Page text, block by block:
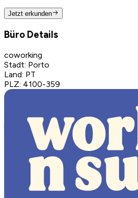
Jetzt erkunden
Büro Details
coworking
Stadt: Porto
Land: PT
PLZ: 4100-359